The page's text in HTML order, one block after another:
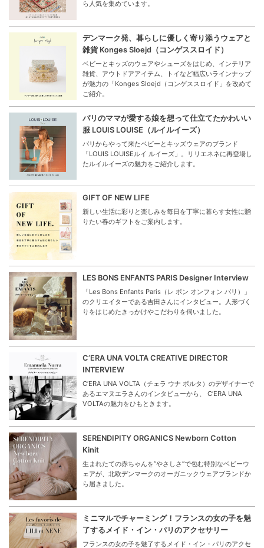
ら人気を集めています。
デンマーク発、暮らしに優しく寄り添うウェアと
雑貨 Konges Sloejd（コンゲススロイド）
ベビーとキッズのウェアやシューズをはじめ、インテリア
雑貨、アウトドアアイテム、トイなど幅広いラインナップ
が魅力の「Konges Sloejd（コンゲススロイド」を改めて
ご紹介。
パリのママが愛する娘を想って仕立てたかわいい
服 LOUIS LOUISE（ルイルイーズ）
パリからやって来たベビーとキッズウェアのブランド
「LOUIS LOUISEルイ ルイーズ」。リリエネネに再登場し
たルイルイーズの魅力をご紹介します。
GIFT OF NEW LIFE
新しい生活に彩りと楽しみを毎日を丁寧に暮らす女性に贈
りたい春のギフトをご案内します。
LES BONS ENFANTS PARIS Designer Interview
「Les Bons Enfants Paris（レ ボン オンフォン パリ）」
のクリエイターである吉田さんにインタビュー。人形づく
りをはじめたきっかけやこだわりを伺いました。
C’ERA UNA VOLTA CREATIVE DIRECTOR
INTERVIEW
C’ERA UNA VOLTA（チェラ ウナ ボルタ）のデザイナーで
あるエマヌエラさんのインタビューから、 C’ERA UNA
VOLTAの魅力をひもときます。
SERENDIPITY ORGANICS Newborn Cotton
Kinit
生まれたての赤ちゃんを“やさしさ”で包む特別なベビーウ
ェアが、北欧デンマークのオーガニックウェアブランドか
ら届きました。
ミニマルでチャーミング！フランスの女の子を魅
了するメイド・イン・パリのアクセサリー
フランスの女の子を魅了するメイド・イン・パリのアクセ